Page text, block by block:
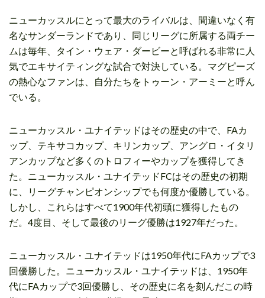
ニューカッスルにとって最大のライバルは、間違いなく有
名なサンダーランドであり、同じリーグに所属する両チー
ムは毎年、タイン・ウェア・ダービーと呼ばれる非常に人
気でエキサイティングな試合で対決している。マグピーズ
の熱心なファンは、自分たちをトゥーン・アーミーと呼ん
でいる。
ニューカッスル・ユナイテッドはその歴史の中で、FAカ
ップ、テキサコカップ、キリンカップ、アングロ・イタリ
アンカップなど多くのトロフィーやカップを獲得してき
た。ニューカッスル・ユナイテッドFCはその歴史の初期
に、リーグチャンピオンシップでも何度か優勝している。
しかし、これらはすべて1900年代初頭に獲得したもの
だ。4度目、そして最後のリーグ優勝は1927年だった。
ニューカッスル・ユナイテッドは1950年代にFAカップで3
回優勝した。ニューカッスル・ユナイテッドは、1950年
代にFAカップで3回優勝し、その歴史に名を刻んだこの時